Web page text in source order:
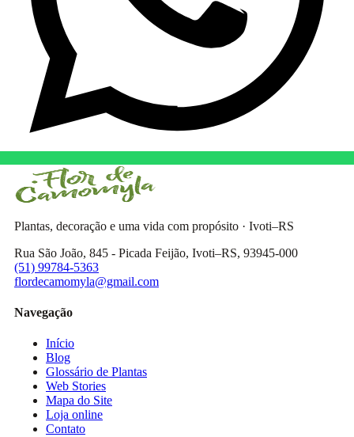
Plantas, decoração e uma vida com propósito · Ivoti–RS
Rua São João, 845 - Picada Feijão, Ivoti–RS, 93945-000
(51) 99784-5363
flordecamomyla@gmail.com
Navegação
Início
Blog
Glossário de Plantas
Web Stories
Mapa do Site
Loja online
Contato